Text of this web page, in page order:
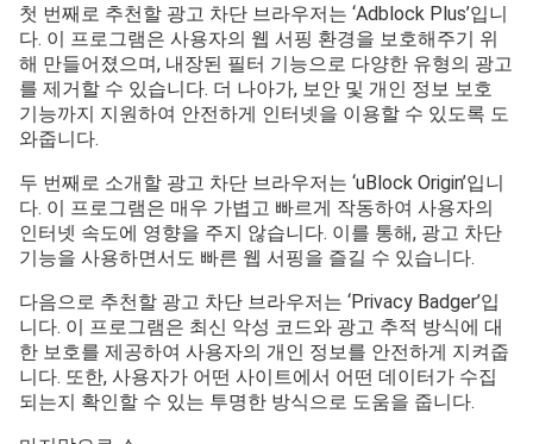
첫 번째로 추천할 광고 차단 브라우저는 ‘Adblock Plus’입니
다. 이 프로그램은 사용자의 웹 서핑 환경을 보호해주기 위
해 만들어졌으며, 내장된 필터 기능으로 다양한 유형의 광고
를 제거할 수 있습니다. 더 나아가, 보안 및 개인 정보 보호
기능까지 지원하여 안전하게 인터넷을 이용할 수 있도록 도
와줍니다.
두 번째로 소개할 광고 차단 브라우저는 ‘uBlock Origin’입니
다. 이 프로그램은 매우 가볍고 빠르게 작동하여 사용자의
인터넷 속도에 영향을 주지 않습니다. 이를 통해, 광고 차단
기능을 사용하면서도 빠른 웹 서핑을 즐길 수 있습니다.
다음으로 추천할 광고 차단 브라우저는 ‘Privacy Badger’입
니다. 이 프로그램은 최신 악성 코드와 광고 추적 방식에 대
한 보호를 제공하여 사용자의 개인 정보를 안전하게 지켜줍
니다. 또한, 사용자가 어떤 사이트에서 어떤 데이터가 수집
되는지 확인할 수 있는 투명한 방식으로 도움을 줍니다.